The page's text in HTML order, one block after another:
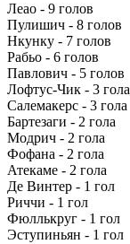
Леао - 9 голов
Пулишич - 8 голов
Нкунку - 7 голов
Рабьо - 6 голов
Павлович - 5 голов
Лофтус-Чик - 3 гола
Салемакерс - 3 гола
Бартезаги - 2 гола
Модрич - 2 гола
Фофана - 2 гола
Атекаме - 2 гола
Де Винтер - 1 гол
Риччи - 1 гол
Фюллькруг - 1 гол
Эступиньян - 1 гол